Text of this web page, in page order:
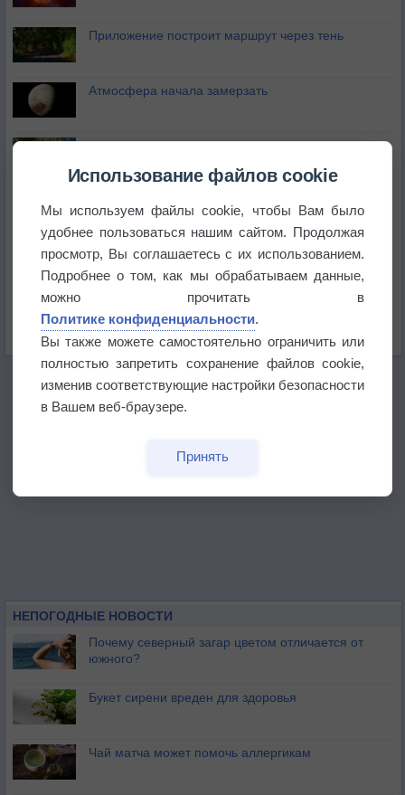
Приложение построит маршрут через тень
Атмосфера начала замерзать
В Приморье обнаружены морские волны тепла
бабочек
Погода в Екатеринбурге 6 августа
Погода в Краснодаре 6 августа
НЕПОГОДНЫЕ НОВОСТИ
Почему северный загар цветом отличается от
южного?
Букет сирени вреден для здоровья
Чай матча может помочь аллергикам
Использование файлов cookie
Мы используем файлы cookie, чтобы Вам было
удобнее пользоваться нашим сайтом. Продолжая
просмотр, Вы соглашаетесь с их использованием.
Подробнее о том, как мы обрабатываем данные,
можно прочитать в
Политике конфиденциальности.
Вы также можете самостоятельно ограничить или
полностью запретить сохранение файлов cookie,
изменив соответствующие настройки безопасности
в Вашем веб-браузере.
Принять